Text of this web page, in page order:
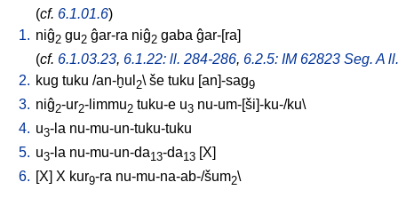
(cf. 6.1.01.6)
1. niĝ2 gu2 ĝar-ra niĝ2 gaba ĝar-[ra]
(cf. 6.1.03.23, 6.1.22: ll. 284-286, 6.2.5: IM 62823 Seg. A
2. kug tuku /an-ḫul 2\ še tuku [an]-sag9
3. niĝ2-ur2-limmu2 tuku-e u3 nu-um-[ši]-ku-/ku\
4. u3-la nu-mu-un-tuku-tuku
5. u3-la nu-mu-un-da13-da13 [X]
6. [X] X kur9-ra nu-mu-na-ab-/šum2\